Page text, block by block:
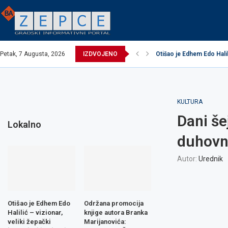
Petak, 7 Augusta, 2026 IZDVOJENO Otišao je Edhem Edo
KULTURA
Dani
Autor: Urednik
Lokalno
Otišao je Edhem Edo
Halilić – vizionar,
veliki žepački
Održana promocija
knjige autora Branka
Marijanovića: